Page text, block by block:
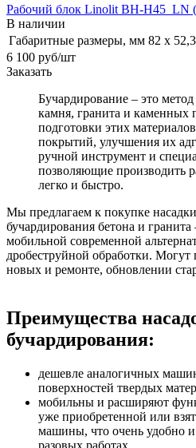
Рабочий блок Linolit BH-
В наличии
Габаритные размеры, мм 82 х 52,3
6 100 руб/шт
Заказать
Бучардирование – это
камня, гранита и каменных
подготовки этих
покрытий, улучшения их
ручной инструмент и
позволяющие производить
легко и быстро.
Мы предлагаем к покупке
бучардирования бетона и
мобильной современной
дробеструйной обработки. Могут
новых и ремонте, обновлении
Преимущества
бучардирования:
дешевле аналогичных
поверхностей твердых
мобильны и расширяют
уже приобретенной или
машины, что очень удобно
разовых работах